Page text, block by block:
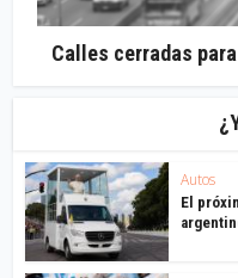
Calles cerradas
Autos
El